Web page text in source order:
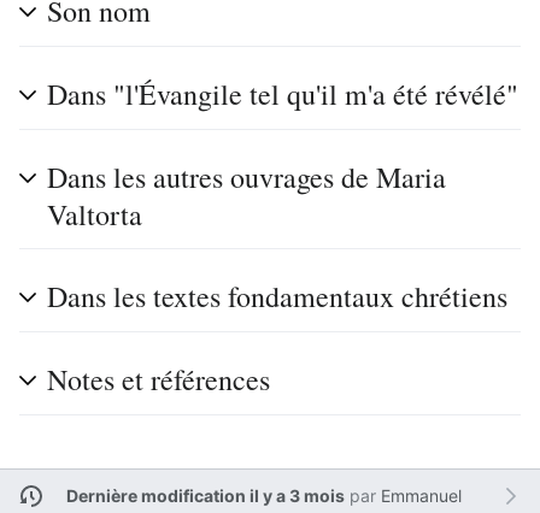
Son nom
Dans "l'Évangile tel qu'il m'a été révélé"
Dans les autres ouvrages de Maria
Valtorta
Dans les textes fondamentaux chrétiens
Notes et références
Dernière modification il y a 3 moispar Emmanuel